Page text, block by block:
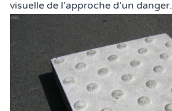
visuelle de l’approche d’un danger.